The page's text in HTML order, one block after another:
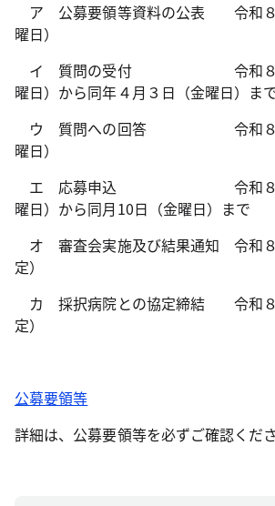
ア 公募要領等資料の公表 令和８
曜日）
イ 質問の受付 令和８年
曜日）から同年４月３日（金曜日）ま
ウ 質問への回答 令和８年
曜日）
エ 応募申込 令和８年４
曜日）から同月10日（金曜日）まで
オ 審査会実施及び結果通知 令和
定）
カ 採択病院との協定締結 令和８
定）
公募要領等
詳細は、公募要領等を必ずご確認くださ